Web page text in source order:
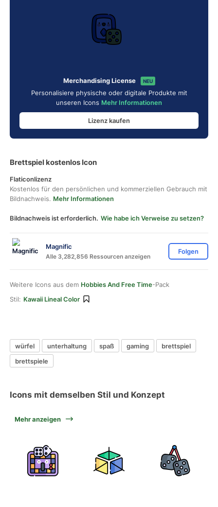
Merchandising License NEU
Personalisiere physische oder digitale Produkte mit
unseren Icons Mehr Informationen
Lizenz kaufen
Brettspiel kostenlos Icon
Flaticonlizenz
Kostenlos für den persönlichen und kommerziellen Gebrauch mit
Bildnachweis. Mehr Informationen
Bildnachweis ist erforderlich. Wie habe ich Verweise zu setzen?
Magnific
Alle 3,282,856 Ressourcen anzeigen
Folgen
Weitere Icons aus dem Hobbies And Free Time-Pack
Stil: Kawaii Lineal Color
würfel unterhaltung spaß gaming
brettspiel
brettspiele
Icons mit demselben Stil und Konzept
Mehr anzeigen